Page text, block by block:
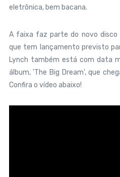
eletrônica, bem bacana.
A faixa faz parte do novo disco
que tem lançamento previsto
Lynch também está com data
álbum, 'The Big Dream', que
Confira o vídeo abaixo!